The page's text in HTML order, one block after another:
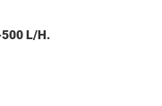
L/H.